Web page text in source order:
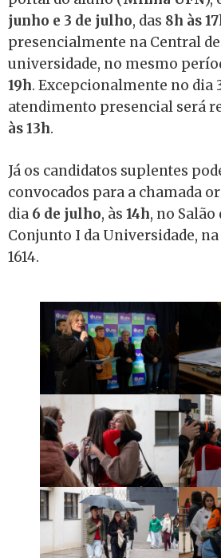
junho e 3 de julho, das 8h às
presencialmente na Central
universidade, no mesmo
19h. Excepcionalmente no dia
atendimento presencial será
às 13h.
Já os candidatos suplentes
convocados para a chamada
dia 6 de julho, às 14h, no Salão
Conjunto I da Universidade, na
1614.